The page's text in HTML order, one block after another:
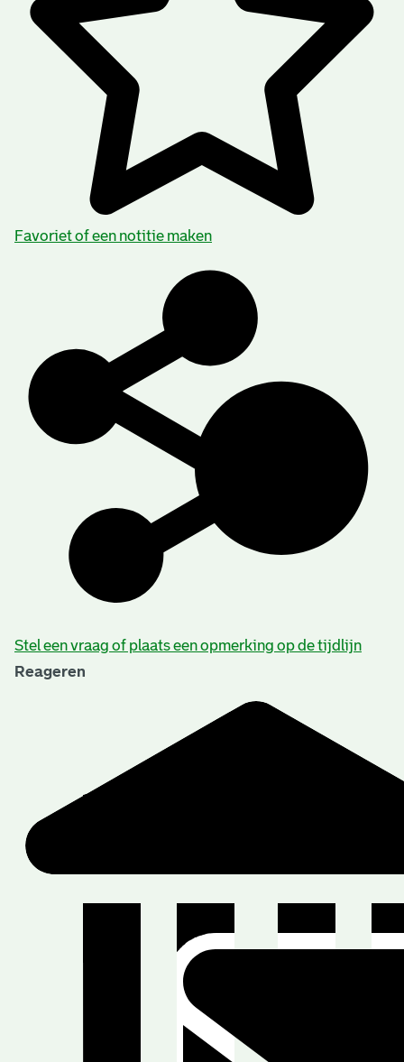
Favoriet of een notitie maken
Stel een vraag of plaats een opmerking op de tijdlijn
Reageren